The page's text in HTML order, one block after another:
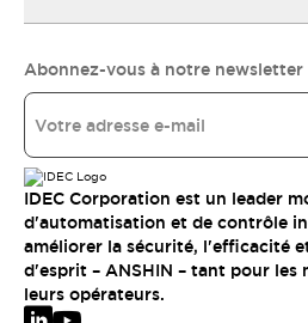
Abonnez-vous à notre newsletter
IDEC Corporation est un leader
d'automatisation et de contrôle
améliorer la sécurité, l'efficacité
d'esprit – ANSHIN – tant pour les
leurs opérateurs.